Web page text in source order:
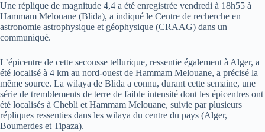
Une réplique de magnitude 4,4 a été enregistrée vendredi à 18h55 à
Hammam Melouane (Blida), a indiqué le Centre de recherche en
astronomie astrophysique et géophysique (CRAAG) dans un
communiqué.
L’épicentre de cette secousse tellurique, ressentie également à Alger, a
été localisé à 4 km au nord-ouest de Hammam Melouane, a précisé la
même source. La wilaya de Blida a connu, durant cette semaine, une
série de tremblements de terre de faible intensité dont les épicentres ont
été localisés à Chebli et Hammam Melouane, suivie par plusieurs
répliques ressenties dans les wilaya du centre du pays (Alger,
Boumerdes et Tipaza).